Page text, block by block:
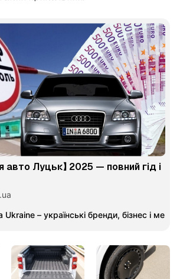
авто Луцьк】 2025 — повний гід і
– українські бренди, бізнес і